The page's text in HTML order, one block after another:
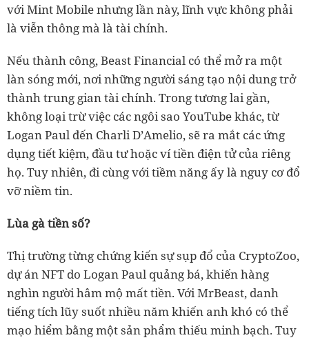
với Mint Mobile nhưng lần này, lĩnh vực không phải
là viễn thông mà là tài chính.
Nếu thành công, Beast Financial có thể mở ra một
làn sóng mới, nơi những người sáng tạo nội dung trở
thành trung gian tài chính. Trong tương lai gần,
không loại trừ việc các ngôi sao YouTube khác, từ
Logan Paul đến Charli D’Amelio, sẽ ra mắt các ứng
dụng tiết kiệm, đầu tư hoặc ví tiền điện tử của riêng
họ. Tuy nhiên, đi cùng với tiềm năng ấy là nguy cơ đổ
vỡ niềm tin.
Lùa gà tiền số?
Thị trường từng chứng kiến sự sụp đổ của CryptoZoo,
dự án NFT do Logan Paul quảng bá, khiến hàng
nghìn người hâm mộ mất tiền. Với MrBeast, danh
tiếng tích lũy suốt nhiều năm khiến anh khó có thể
mạo hiểm bằng một sản phẩm thiếu minh bạch. Tuy